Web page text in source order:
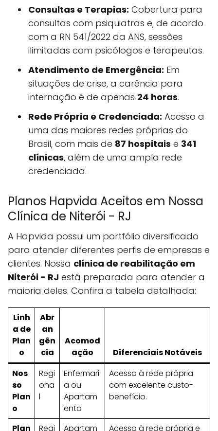
Consultas e Terapias: Cobertura para
consultas com psiquiatras e, de acordo
com a RN 541/2022 da ANS, sessões
ilimitadas com psicólogos e terapeutas.
Atendimento de Emergência: Em
situações de crise, a carência para
internação é de apenas 24 horas.
Rede Própria e Credenciada: Acesso a
uma das maiores redes próprias do
Brasil, com mais de 87 hospitais e 341
clínicas, além de uma ampla rede
credenciada.
Planos Hapvida Aceitos em Nossa
Clínica de Niterói - RJ
A Hapvida possui um portfólio diversificado
para atender diferentes perfis de empresas e
clientes. Nossa clínica de reabilitação em
Niterói - RJ está preparada para atender a
maioria deles. Confira a tabela detalhada:
Linh
a de
Plan
o
Abr
an
gên
cia
Acomod
ação
Diferenciais Notáveis
Nos
so
Plan
o
Regi
ona
l
Enfermari
a ou
Apartam
ento
Acesso à rede própria
com excelente custo-
benefício.
Plan Regi Apartam Acesso à rede própria e